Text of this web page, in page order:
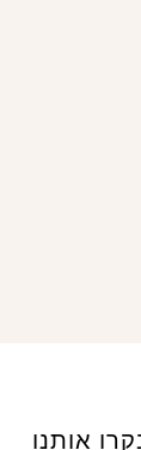
אותנו